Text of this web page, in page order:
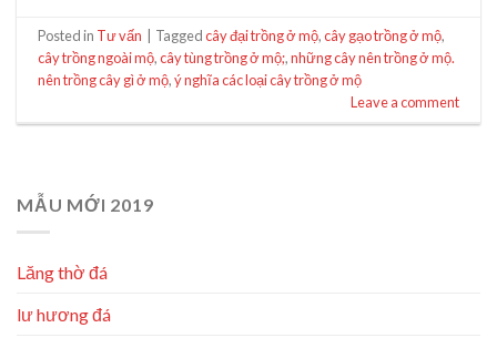
Posted in Tư vấn Taggedcây đại trồng ở mộ,cây gạo trồng ở mộ,
cây trồng ngoài mộ,cây tùng trồng ở mộ;,những cây nên trồng ở mộ.
nên trồng cây gì ở mộ,ý nghĩa các loại cây trồng ở mộ
Leave a comment
MẪU MỚI 2019
Lăng thờ đá
lư hương đá